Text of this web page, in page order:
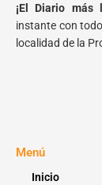
¡El Diario más
instante con
localidad de la
Menú
Inicio